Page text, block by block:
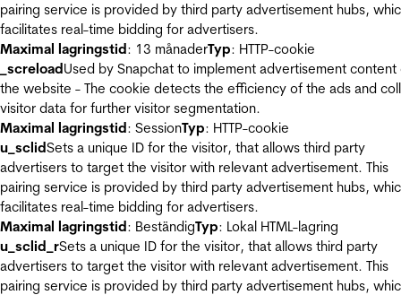
pairing service is provided by third party advertisement hubs,
facilitates real-time bidding for advertisers.
Maximal lagringstid: 13 månaderTyp: HTTP-cookie
_screloadUsed by Snapchat to implement advertisement content
the website - The cookie detects the efficiency of the ads and
visitor data for further visitor segmentation.
Maximal lagringstid: SessionTyp: HTTP-cookie
u_sclidSets a unique ID for the visitor, that allows third party
advertisers to target the visitor with relevant advertisement. This
pairing service is provided by third party advertisement hubs,
facilitates real-time bidding for advertisers.
Maximal lagringstid: BeständigTyp: Lokal HTML-lagring
u_sclid_rSets a unique ID for the visitor, that allows third party
advertisers to target the visitor with relevant advertisement. This
pairing service is provided by third party advertisement hubs,